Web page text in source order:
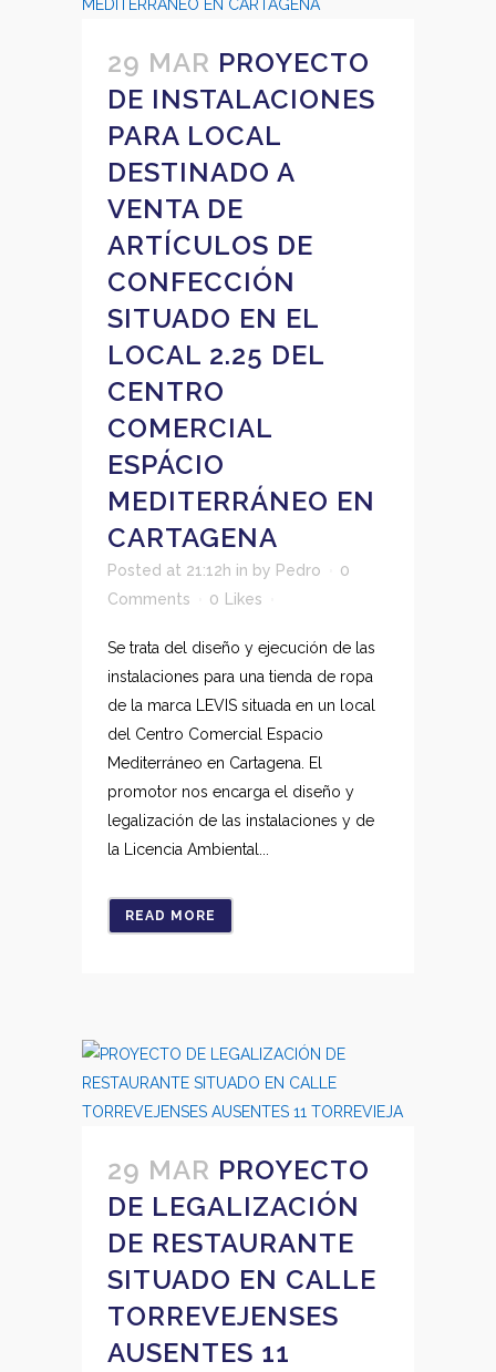
29 MAR PROYECTO
DE INSTALACIONES
PARA LOCAL
DESTINADO A
VENTA DE
ARTÍCULOS DE
CONFECCIÓN
SITUADO EN EL
LOCAL 2.25 DEL
CENTRO
COMERCIAL
ESPÁCIO
MEDITERRÁNEO EN
CARTAGENA
Posted at 21:12h in by Pedro
0
Comments
0 Likes
Se trata del diseño y ejecución de las
instalaciones para una tienda de ropa
de la marca LEVIS situada en un local
del Centro Comercial Espacio
Mediterráneo en Cartagena. El
promotor nos encarga el diseño y
legalización de las instalaciones y de
la Licencia Ambiental...
READ MORE
29 MAR PROYECTO
DE LEGALIZACIÓN
DE RESTAURANTE
SITUADO EN CALLE
TORREVEJENSES
AUSENTES 11